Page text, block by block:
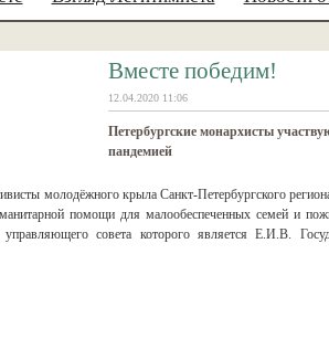
Вместе победим!
12.04.2020 11:06
Петербургские монархисты
пандемией
молодёжного крыла Санкт-Петербургского
помощи для малообеспеченных семей и
управляющего совета которого является Е.И.В.